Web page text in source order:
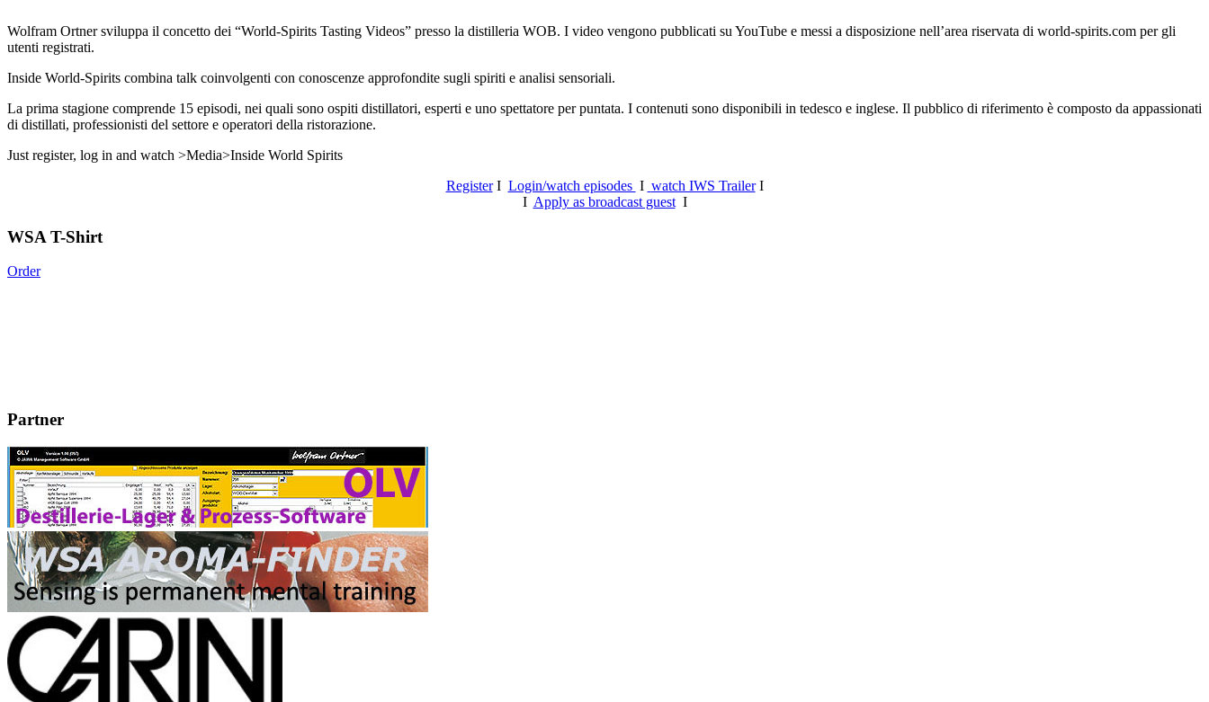
Wolfram Ortner sviluppa il concetto dei “World-Spirits Tasting Videos” presso la distilleria WOB. I video vengono pubblicati su YouTube e messi a disposizione nell’area riservata di world-spirits.com per gli
utenti registrati.
Inside World-Spirits combina talk coinvolgenti con conoscenze approfondite sugli spiriti e analisi sensoriali.
La prima stagione comprende 15 episodi, nei quali sono ospiti distillatori, esperti e uno spettatore per puntata. I contenuti sono disponibili in tedesco e inglese. Il pubblico di riferimento è composto da appassionati
di distillati, professionisti del settore e operatori della ristorazione.
Just register, log in and watch >Media>Inside World Spirits
RegisterI Login/watch episodes I watch IWS TrailerI
I Apply as broadcast guestI
WSA T-Shirt
Order
Partner